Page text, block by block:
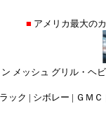
■ アメリカ最大の
メッシュ グリル・ヘ
ック | シボレー | ＧＭ